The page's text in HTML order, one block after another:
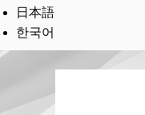
日本語
한국어